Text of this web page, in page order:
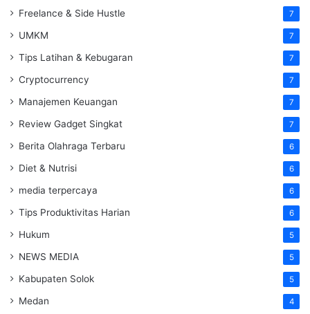
Freelance & Side Hustle 7
UMKM 7
Tips Latihan & Kebugaran 7
Cryptocurrency 7
Manajemen Keuangan 7
Review Gadget Singkat 7
Berita Olahraga Terbaru 6
Diet & Nutrisi 6
media terpercaya 6
Tips Produktivitas Harian 6
Hukum 5
NEWS MEDIA 5
Kabupaten Solok 5
Medan 4